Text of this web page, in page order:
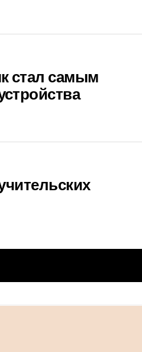
стал самым